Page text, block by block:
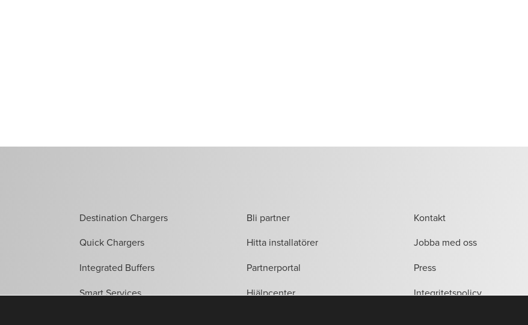
Destination Chargers
Quick Chargers
Integrated Buffers
Smart Services
Bli partner
Hitta installatörer
Partnerportal
Hjälpcenter
Kontakt
Jobba med oss
Press
Integritetspolicy